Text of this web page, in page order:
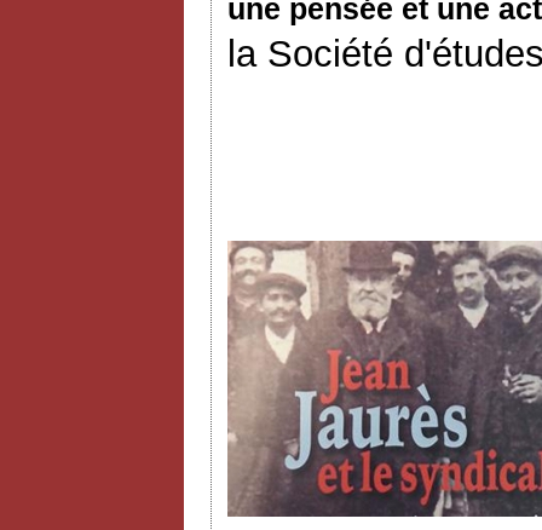
une pensée et une
la Société